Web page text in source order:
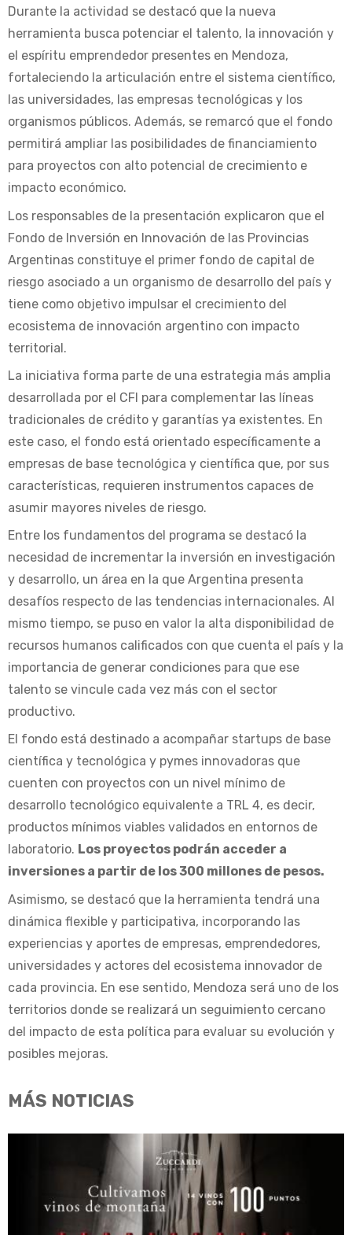
Durante la actividad se destacó que la nueva
herramienta busca potenciar el talento, la innovación y
el espíritu emprendedor presentes en Mendoza,
fortaleciendo la articulación entre el sistema científico,
las universidades, las empresas tecnológicas y los
organismos públicos. Además, se remarcó que el fondo
permitirá ampliar las posibilidades de financiamiento
para proyectos con alto potencial de crecimiento e
impacto económico.
Los responsables de la presentación explicaron que el
Fondo de Inversión en Innovación de las Provincias
Argentinas constituye el primer fondo de capital de
riesgo asociado a un organismo de desarrollo del país y
tiene como objetivo impulsar el crecimiento del
ecosistema de innovación argentino con impacto
territorial.
La iniciativa forma parte de una estrategia más amplia
desarrollada por el CFI para complementar las líneas
tradicionales de crédito y garantías ya existentes. En
este caso, el fondo está orientado específicamente a
empresas de base tecnológica y científica que, por sus
características, requieren instrumentos capaces de
asumir mayores niveles de riesgo.
Entre los fundamentos del programa se destacó la
necesidad de incrementar la inversión en investigación
y desarrollo, un área en la que Argentina presenta
desafíos respecto de las tendencias internacionales. Al
mismo tiempo, se puso en valor la alta disponibilidad de
recursos humanos calificados con que cuenta el país y la
importancia de generar condiciones para que ese
talento se vincule cada vez más con el sector
productivo.
El fondo está destinado a acompañar startups de base
científica y tecnológica y pymes innovadoras que
cuenten con proyectos con un nivel mínimo de
desarrollo tecnológico equivalente a TRL 4, es decir,
productos mínimos viables validados en entornos de
laboratorio. Los proyectos podrán acceder a
inversiones a partir de los 300 millones de pesos.
Asimismo, se destacó que la herramienta tendrá una
dinámica flexible y participativa, incorporando las
experiencias y aportes de empresas, emprendedores,
universidades y actores del ecosistema innovador de
cada provincia. En ese sentido, Mendoza será uno de los
territorios donde se realizará un seguimiento cercano
del impacto de esta política para evaluar su evolución y
posibles mejoras.
MÁS NOTICIAS